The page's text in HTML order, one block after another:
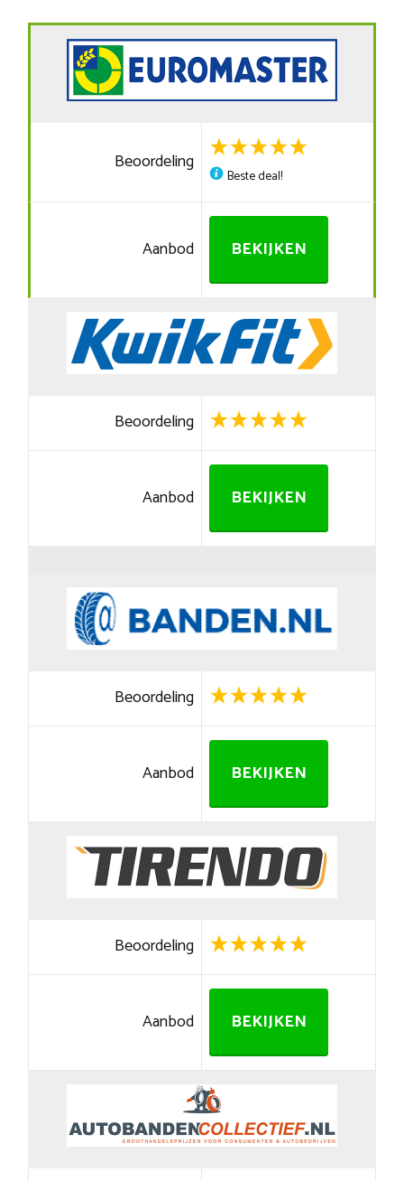
Beoordeling
Beste deal!
Aanbod BEKIJKEN
Beoordeling
Aanbod BEKIJKEN
Beoordeling
Aanbod BEKIJKEN
Beoordeling
Aanbod BEKIJKEN